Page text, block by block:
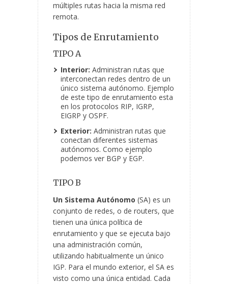
múltiples rutas hacia la misma red
remota.
Tipos de Enrutamiento
TIPO A
Interior: Administran rutas que
interconectan redes dentro de un
único sistema autónomo. Ejemplo
de este tipo de enrutamiento esta
en los protocolos RIP, IGRP,
EIGRP y OSPF.
Exterior: Administran rutas que
conectan diferentes sistemas
autónomos. Como ejemplo
podemos ver BGP y EGP.
TIPO B
Un Sistema Autónomo (SA) es un
conjunto de redes, o de routers, que
tienen una única política de
enrutamiento y que se ejecuta bajo
una administración común,
utilizando habitualmente un único
IGP. Para el mundo exterior, el SA es
visto como una única entidad. Cada